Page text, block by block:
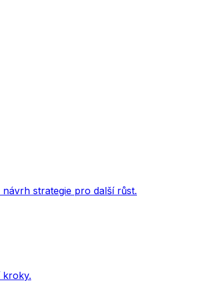
strategie pro další růst.
kroky.